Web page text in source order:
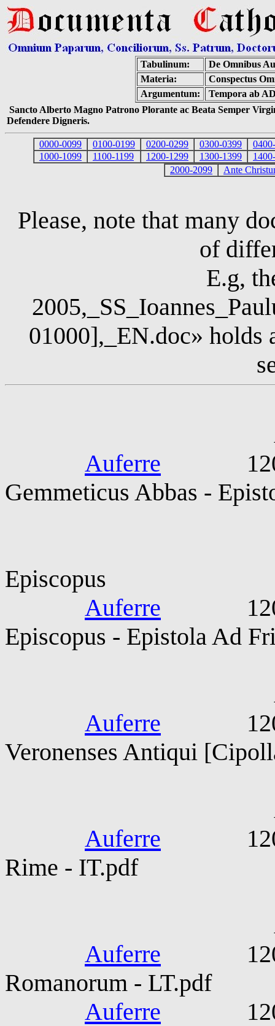
Tabulinum:
De Omnibus
Materia:
Conspectus
Argumentum:
Tempora ab
Sancto Alberto Magno Patrono Plorante ac Beata Semper
Defendere Digneris.
0000-0099 0100-0199 0200-0299 0300-0399
1000-1099
1100-1199 1200-1299 1300-1399
2000-2099
Ante
Please, note that many
of
E.g,
01000],_EN.doc» holds
Alexander
Auferre 1200-
Gemmeticus Abbas -
Episcopus
Auferre 1200-
Episcopus - Epistola Ad
Auferre 1200-
Veronenses Antiqui
Anonimo
Auferre 1200-
Rime - IT.pdf
Auferre 1200-
Romanorum - LT.pdf
Auferre 1200-